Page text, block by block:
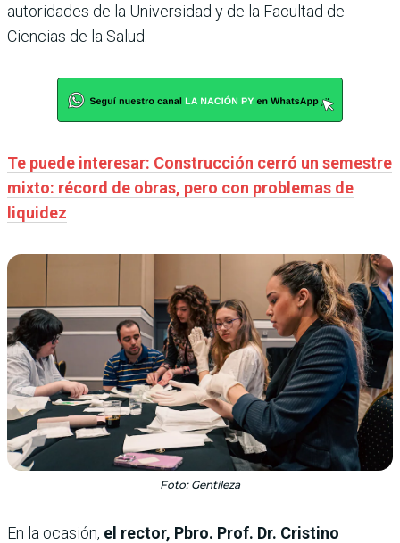
autoridades de la Universidad y de la Facultad de
Ciencias de la Salud.
Te puede interesar: Construcción cerró un semestre
mixto: récord de obras, pero con problemas de
liquidez
Foto: Gentileza
En la ocasión, el rector, Pbro. Prof. Dr. Cristino